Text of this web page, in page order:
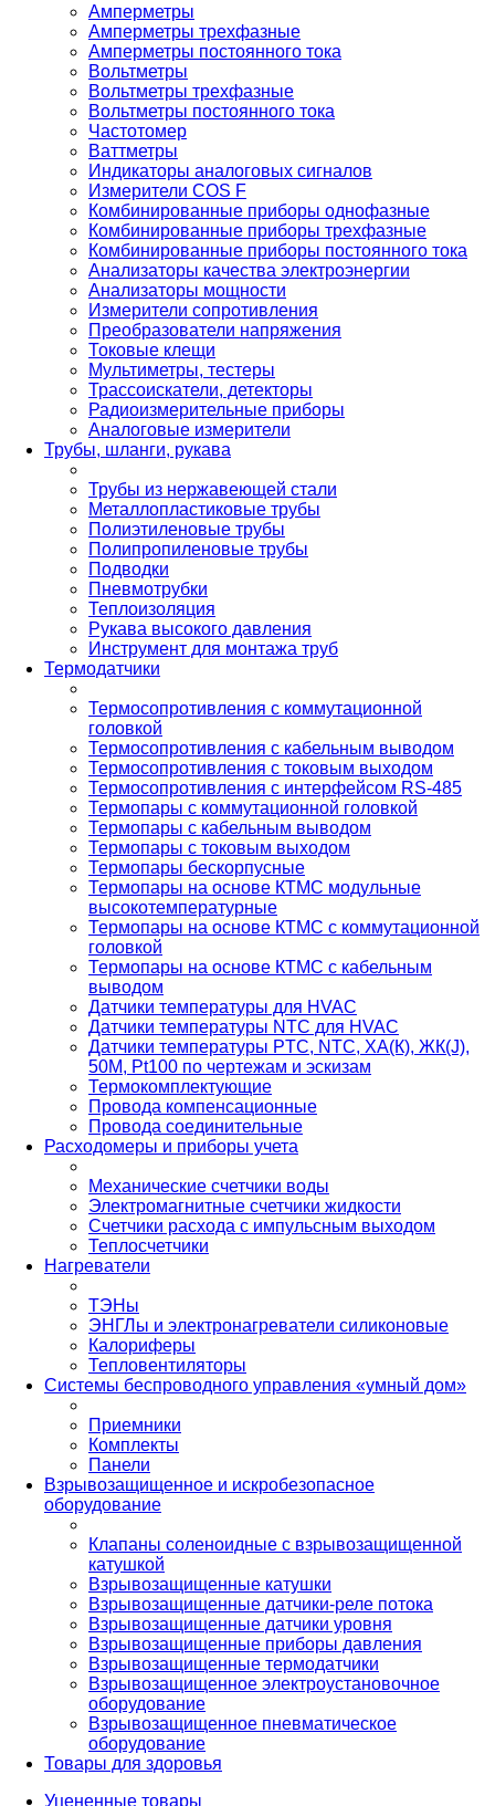
Амперметры
Амперметры трехфазные
Амперметры постоянного тока
Вольтметры
Вольтметры трехфазные
Вольтметры постоянного тока
Частотомер
Ваттметры
Индикаторы аналоговых сигналов
Измерители COS F
Комбинированные приборы однофазные
Комбинированные приборы трехфазные
Комбинированные приборы постоянного тока
Анализаторы качества электроэнергии
Анализаторы мощности
Измерители сопротивления
Преобразователи напряжения
Токовые клещи
Мультиметры, тестеры
Трассоискатели, детекторы
Радиоизмерительные приборы
Аналоговые измерители
Трубы, шланги, рукава
Трубы из нержавеющей стали
Металлопластиковые трубы
Полиэтиленовые трубы
Полипропиленовые трубы
Подводки
Пневмотрубки
Теплоизоляция
Рукава высокого давления
Инструмент для монтажа труб
Термодатчики
Термосопротивления с коммутационной
головкой
Термосопротивления с кабельным выводом
Термосопротивления с токовым выходом
Термосопротивления с интерфейсом RS-485
Термопары с коммутационной головкой
Термопары с кабельным выводом
Термопары с токовым выходом
Термопары бескорпусные
Термопары на основе КТМС модульные
высокотемпературные
Термопары на основе КТМС с коммутационной
головкой
Термопары на основе КТМС с кабельным
выводом
Датчики температуры для HVAC
Датчики температуры NTC для HVAC
Датчики температуры PTС, NTC, ХА(К), ЖК(J),
50М, Pt100 по чертежам и эскизам
Термокомплектующие
Провода компенсационные
Провода соединительные
Расходомеры и приборы учета
Механические счетчики воды
Электромагнитные счетчики жидкости
Счетчики расхода с импульсным выходом
Теплосчетчики
Нагреватели
ТЭНы
ЭНГЛы и электронагреватели силиконовые
Калориферы
Тепловентиляторы
Системы беспроводного управления «умный дом»
Приемники
Комплекты
Панели
Взрывозащищенное и искробезопасное
оборудование
Клапаны соленоидные с взрывозащищенной
катушкой
Взрывозащищенные катушки
Взрывозащищенные датчики-реле потока
Взрывозащищенные датчики уровня
Взрывозащищенные приборы давления
Взрывозащищенные термодатчики
Взрывозащищенное электроустановочное
оборудование
Взрывозащищенное пневматическое
оборудование
Товары для здоровья
Уцененные товары